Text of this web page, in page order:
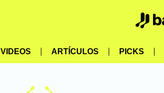
VIDEOS ARTÍCULOS PICKS